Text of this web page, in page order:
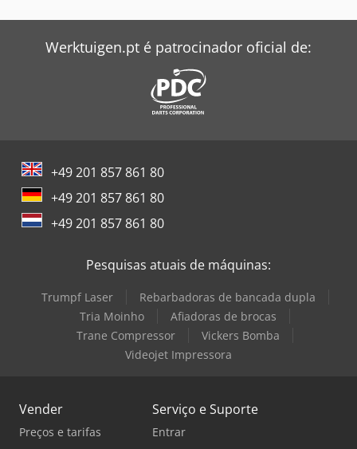
Werktuigen.pt é patrocinador oficial de:
+49 201 857 861 80
+49 201 857 861 80
+49 201 857 861 80
Pesquisas atuais de máquinas:
Trumpf Laser
Rebarbadoras de bancada dupla
Tria Moinho
Afiadoras de brocas
Trane Compressor
Vickers Bomba
Videojet Impressora
Vender
Preços e tarifas
Serviço e Suporte
Entrar